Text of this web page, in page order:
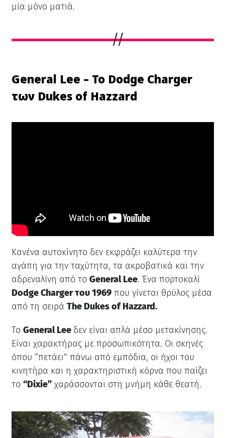
μία μόνο ματιά.
General Lee – Το Dodge Charger
των Dukes of Hazzard
Κανένα αυτοκίνητο δεν εκφράζει καλύτερα την
αγάπη για την ταχύτητα, τα ακροβατικά και την
αδρεναλίνη από το General Lee. Ένα πορτοκαλί
Dodge Charger του 1969που γίνεται θρύλος μέσα
από τη σειρά The Dukes of Hazzard.
Το General Lee δεν είναι απλά μέσο μετακίνησης.
Είναι χαρακτήρας με προσωπικότητα. Οι σκηνές
όπου “πετάει” πάνω από εμπόδια, οι ήχοι του
κινητήρα και η χαρακτηριστική κόρνα που παίζει
το “Dixie”χαράσσονται στη μνήμη κάθε θεατή.